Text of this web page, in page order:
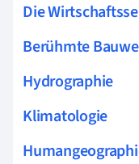
Die
Berühmte
Hydrographie
Klimatologie